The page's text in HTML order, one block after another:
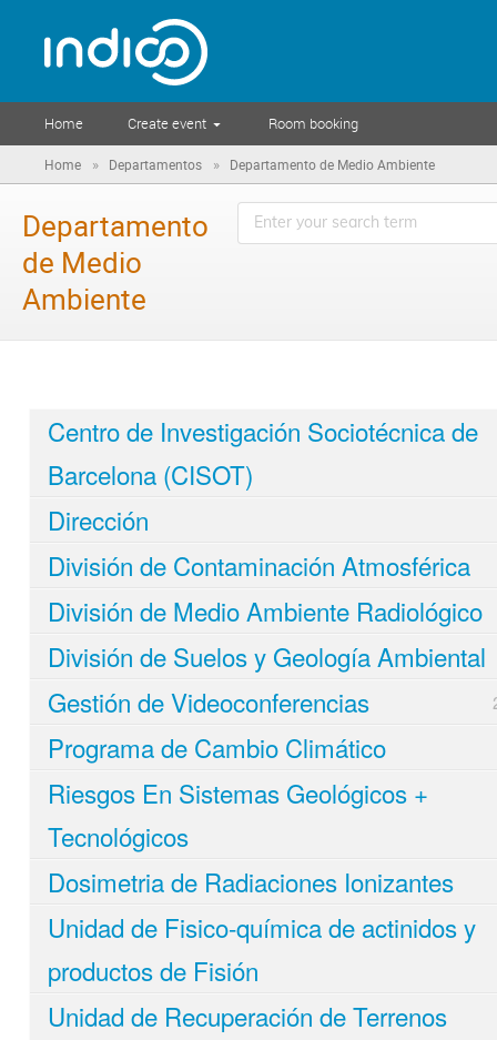
Home Create event Room booking
Home » Departamentos » Departamento de Medio Ambiente
Departamento
de Medio
Ambiente
Centro de Investigación Sociotécnica de
Barcelona (CISOT)
Dirección
División de Contaminación Atmosférica
División de Medio Ambiente Radiológico
División de Suelos y Geología Ambiental
Gestión de Videoconferencias
Programa de Cambio Climático
Riesgos En Sistemas Geológicos +
Tecnológicos
Dosimetria de Radiaciones Ionizantes
Unidad de Fisico-química de actinidos y
productos de Fisión
Unidad de Recuperación de Terrenos